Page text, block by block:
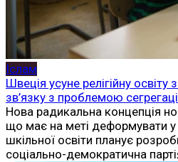
Іслам
Швеція усуне релігійну
зв’язку з проблемою
Нова радикальна концепція
що має на меті деформувати у
шкільної освіти планує
соціально-демократична